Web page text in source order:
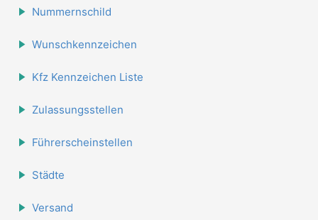
Nummernschild
Wunschkennzeichen
Kfz Kennzeichen Liste
Zulassungsstellen
Führerscheinstellen
Städte
Versand